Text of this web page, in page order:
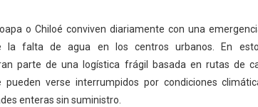
o Chiloé conviven diariamente con una
la falta de agua en los centros urbanos. En
parte de una logística frágil basada en rutas de
verse interrumpidos por condiciones
enteras sin suministro.